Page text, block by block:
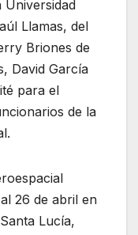
Llamas, del
Briones de
David García
para el
de la
26 de abril en
Lucía,